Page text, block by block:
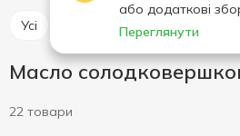
або додаткові
Переглянути
Усі Масло солодковершкове
Масло
22 товари